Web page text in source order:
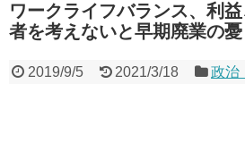
ワークライフバランス、利
者を考えないと早期廃業の
2019/9/5 2021/3/18 政治